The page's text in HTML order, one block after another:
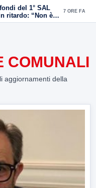
del 1° SAL
ritardo: “Non è
7 ORE FA
COMUNALI
aggiornamenti della